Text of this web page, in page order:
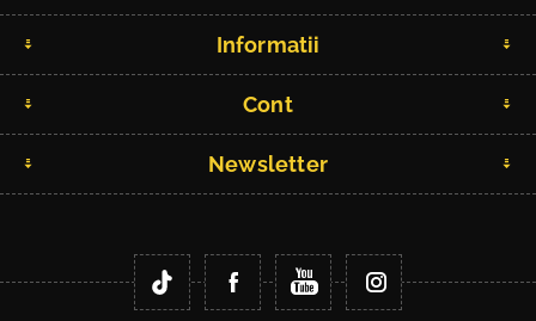
Informatii
Cont
Newsletter